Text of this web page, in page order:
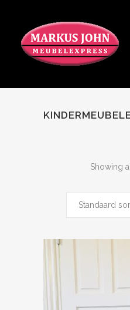
Showing
Standaard